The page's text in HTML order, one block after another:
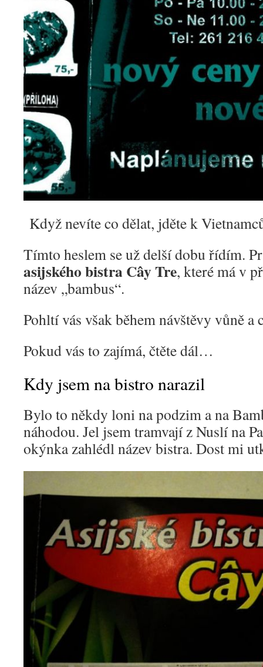
Když nevíte co dělat, jděte k
Tímto heslem se už delší dobu řídím.
asijského bistra Cây Tre, které má v
název „bambus“.
Pohltí vás však během návštěvy vůně a
Pokud vás to zajímá, čtěte dál…
Kdy jsem na bistro narazil
Bylo to někdy loni na podzim a na
náhodou. Jel jsem tramvají z Nuslí na
okýnka zahlédl název bistra. Dost mi